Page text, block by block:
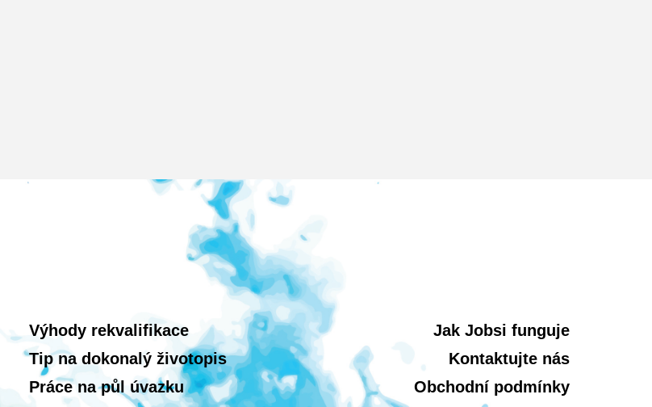
Výhody rekvalifikace
Tip na dokonalý životopis
Práce na půl úvazku
Jak Jobsi funguje
Kontaktujte nás
Obchodní podmínky